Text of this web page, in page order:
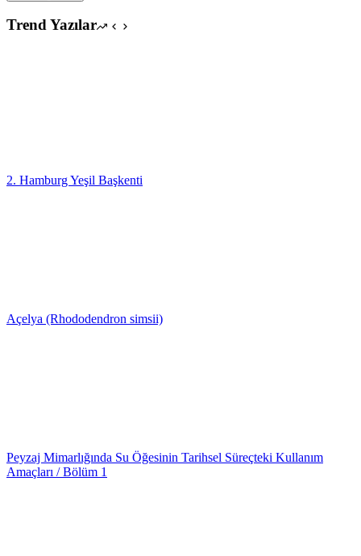
Trend Yazılar
2. Hamburg Yeşil Başkenti
Açelya (Rhododendron simsii)
Peyzaj Mimarlığında Su Öğesinin Tarihsel Süreçteki Kullanım
Amaçları / Bölüm 1